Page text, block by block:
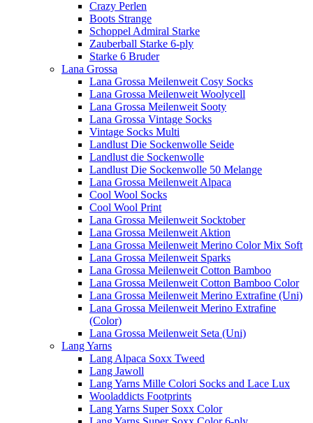
Crazy Perlen
Boots Strange
Schoppel Admiral Starke
Zauberball Starke 6-ply
Starke 6 Bruder
Lana Grossa
Lana Grossa Meilenweit Cosy Socks
Lana Grossa Meilenweit Woolycell
Lana Grossa Meilenweit Sooty
Lana Grossa Vintage Socks
Vintage Socks Multi
Landlust Die Sockenwolle Seide
Landlust die Sockenwolle
Landlust Die Sockenwolle 50 Melange
Lana Grossa Meilenweit Alpaca
Cool Wool Socks
Cool Wool Print
Lana Grossa Meilenweit Socktober
Lana Grossa Meilenweit Aktion
Lana Grossa Meilenweit Merino Color Mix Soft
Lana Grossa Meilenweit Sparks
Lana Grossa Meilenweit Cotton Bamboo
Lana Grossa Meilenweit Cotton Bamboo Color
Lana Grossa Meilenweit Merino Extrafine (Uni)
Lana Grossa Meilenweit Merino Extrafine
(Color)
Lana Grossa Meilenweit Seta (Uni)
Lang Yarns
Lang Alpaca Soxx Tweed
Lang Jawoll
Lang Yarns Mille Colori Socks and Lace Lux
Wooladdicts Footprints
Lang Yarns Super Soxx Color